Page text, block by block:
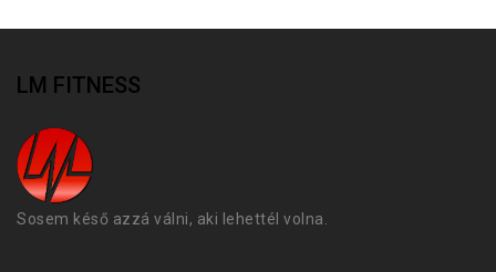
LM FITNESS
Sosem késő azzá válni, aki lehettél volna.